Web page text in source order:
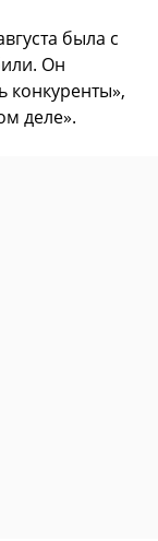
была с
Он
конкуренты»,
деле».